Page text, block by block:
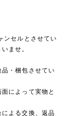
ンセルとさせてい
ませ。
・梱包させてい
によって実物と
よる交換、返品